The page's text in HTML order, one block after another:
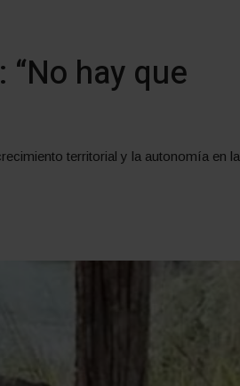
hay que
territorial y la autonomía en la